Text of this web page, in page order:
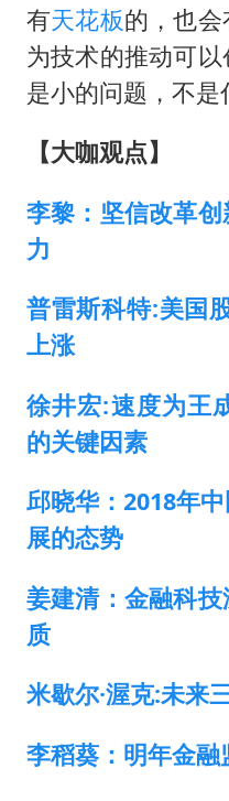
有天花板的，也
为技术的推动可
是小的问题，不是
【大咖观点】
李黎：坚信改革
力
普雷斯科特:美国
上涨
徐井宏:速度为王
的关键因素
邱晓华：2018年
展的态势
姜建清：金融科
质
米歇尔·渥克:未来
李稻葵：明年金